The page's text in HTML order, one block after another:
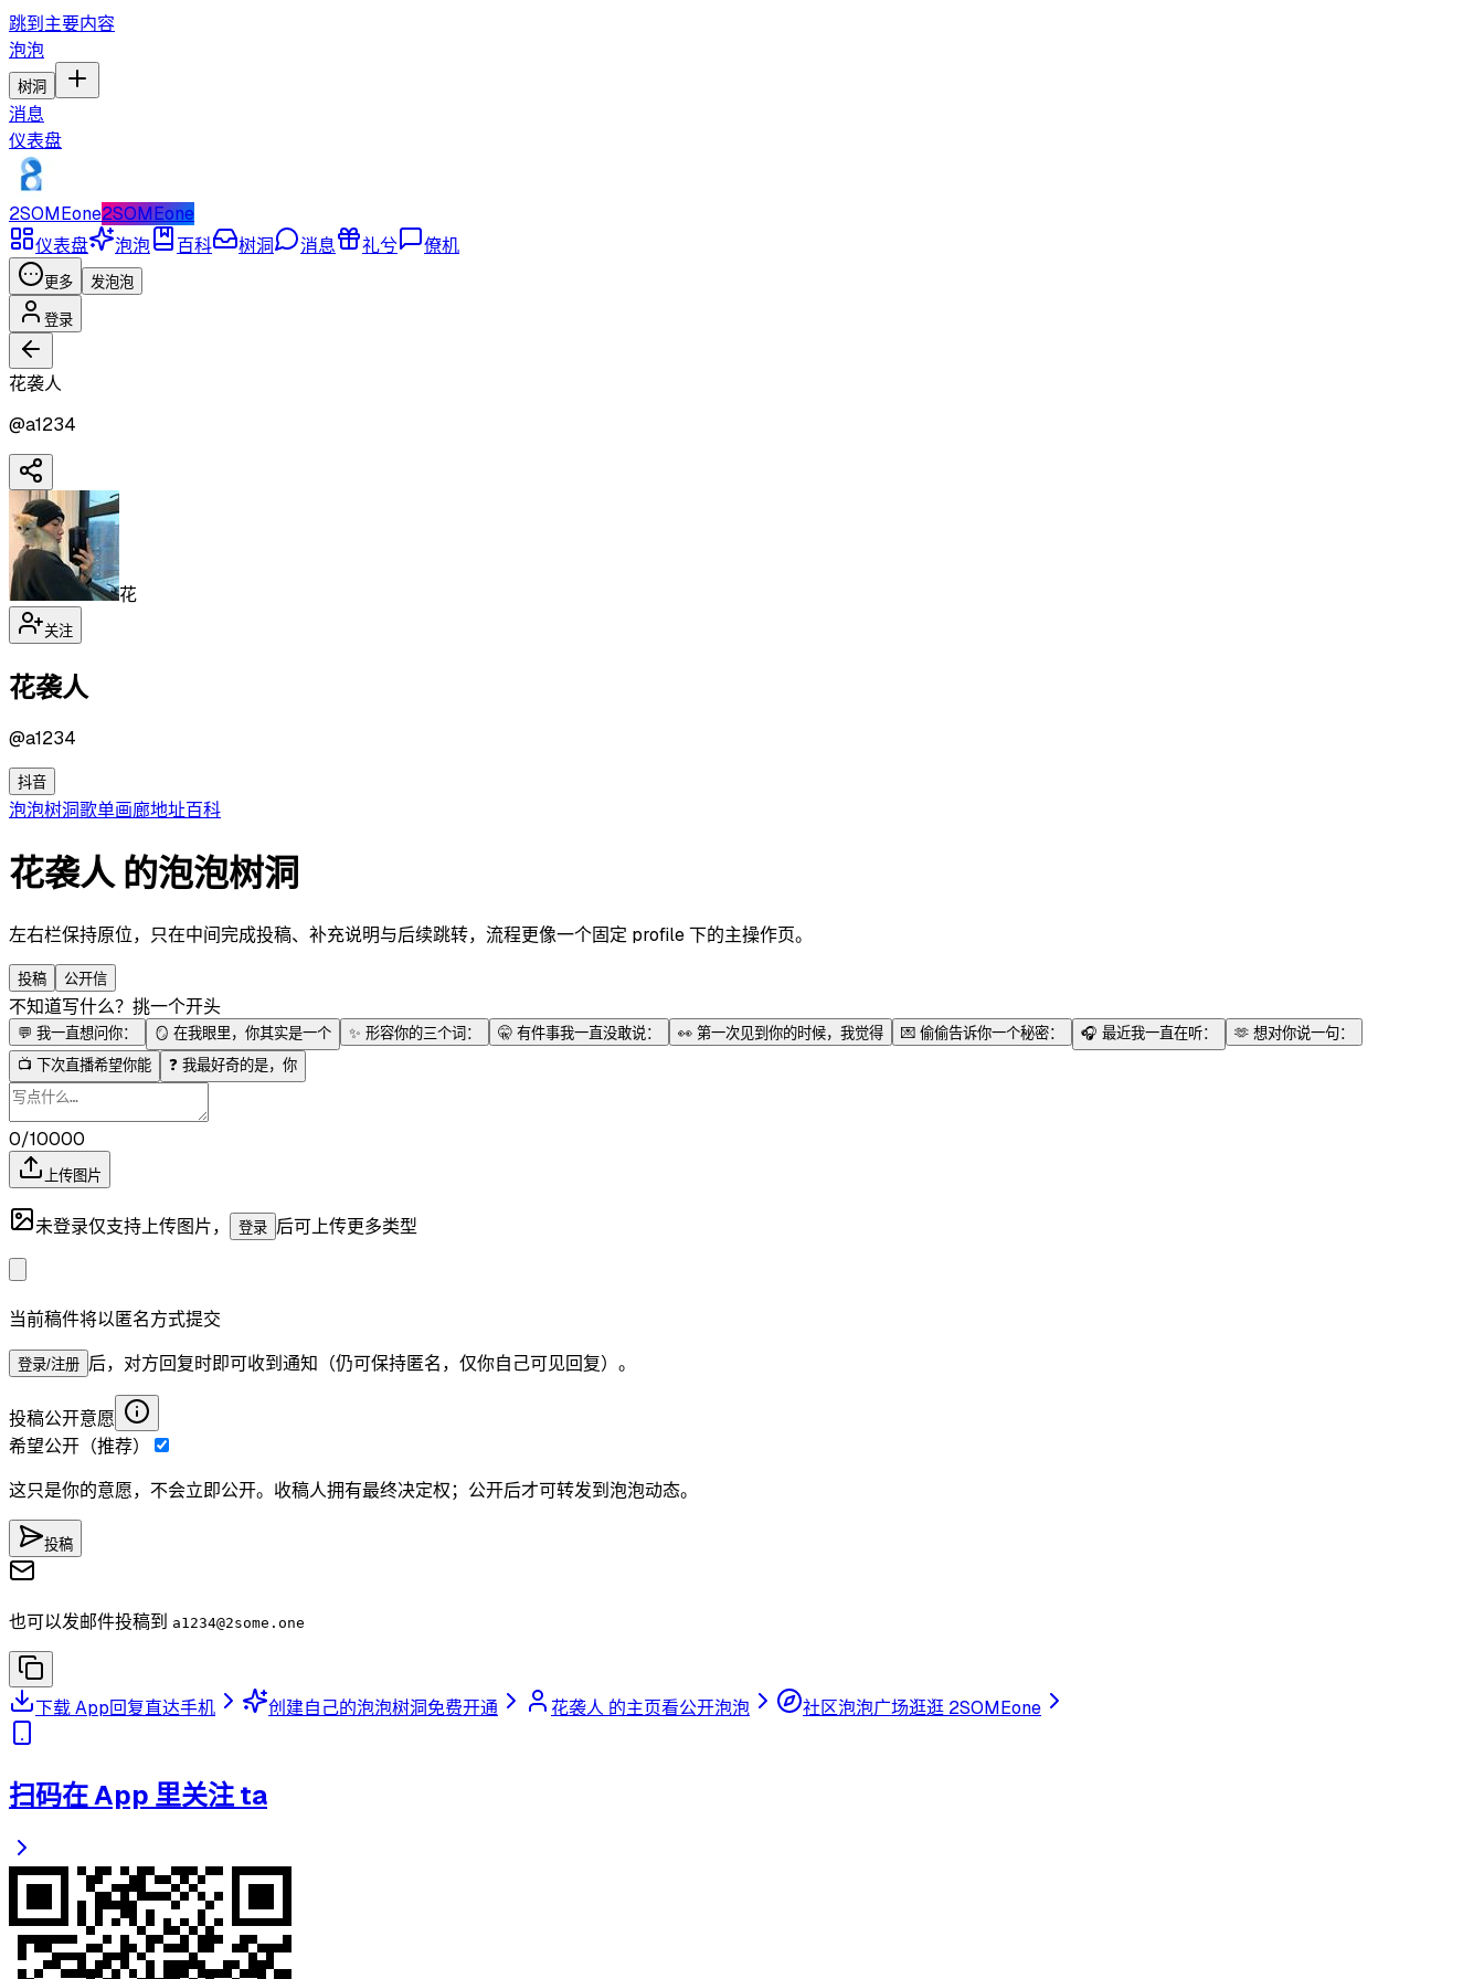
跳到主要内容
泡泡
树洞
消息
仪表盘
2SOMEone2SOMEone
仪表盘
泡泡 百科 树洞 消息 礼兮 僚机
更多 发泡泡
登录
花袭人
@a1234
花
关注
花袭人
@a1234
抖音
泡泡树洞歌单画廊地址百科
花袭人 的泡泡树洞
左右栏保持原位，只在中间完成投稿、补充说明与后续跳转，流程更像一个固定 profile 下的主操作页。
投稿 公开信
不知道写什么？挑一个开头
💬 我一直想问你： 🪞 在我眼里，你其实是一个 ✨ 形容你的三个词： 🤫 有件事我一直没敢说： 👀 第一次见到你的时候，我觉得 💌 偷偷告诉你一个秘密： 🎧 最近我一直在听： 🫶 想对你说一句：
📺 下次直播希望你能 ❓ 我最好奇的是，你
0/10000
上传图片
未登录仅支持上传图片， 登录 后可上传更多类型
当前稿件将以匿名方式提交
登录/注册 后，对方回复时即可收到通知（仍可保持匿名，仅你自己可见回复）。
投稿公开意愿
希望公开（推荐）
这只是你的意愿，不会立即公开。收稿人拥有最终决定权；公开后才可转发到泡泡动态。
投稿
也可以发邮件投稿到 a1234@2some.one
下载 App回复直达手机 创建自己的泡泡树洞免费开通 花袭人 的主页看公开泡泡 社区泡泡广场逛逛 2SOMEone
扫码在 App 里关注 ta